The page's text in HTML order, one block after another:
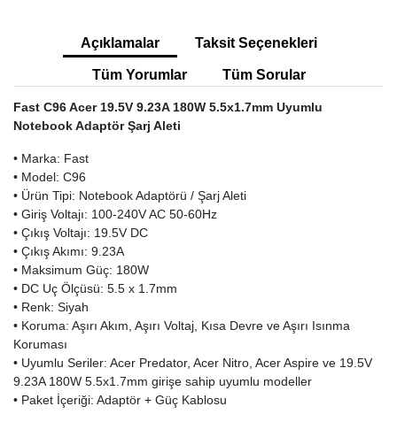
Açıklamalar Taksit Seçenekleri
Tüm Yorumlar Tüm Sorular
Fast C96 Acer 19.5V 9.23A 180W 5.5x1.7mm Uyumlu
Notebook Adaptör Şarj Aleti
• Marka: Fast
• Model: C96
• Ürün Tipi: Notebook Adaptörü / Şarj Aleti
• Giriş Voltajı: 100-240V AC 50-60Hz
• Çıkış Voltajı: 19.5V DC
• Çıkış Akımı: 9.23A
• Maksimum Güç: 180W
• DC Uç Ölçüsü: 5.5 x 1.7mm
• Renk: Siyah
• Koruma: Aşırı Akım, Aşırı Voltaj, Kısa Devre ve Aşırı Isınma
Koruması
• Uyumlu Seriler: Acer Predator, Acer Nitro, Acer Aspire ve 19.5V
9.23A 180W 5.5x1.7mm girişe sahip uyumlu modeller
• Paket İçeriği: Adaptör + Güç Kablosu